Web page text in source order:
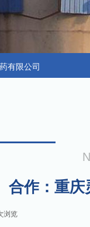
有限公司
合作：重庆
浏览